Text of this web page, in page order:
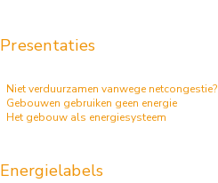
Presentaties
Niet verduurzamen vanwege netcongestie?
Gebouwen gebruiken geen energie
Het gebouw als energiesysteem
Energielabels